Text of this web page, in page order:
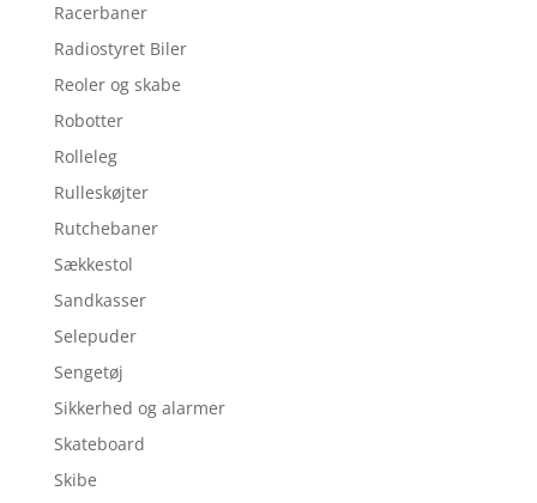
Racerbaner
Radiostyret Biler
Reoler og skabe
Robotter
Rolleleg
Rulleskøjter
Rutchebaner
Sækkestol
Sandkasser
Selepuder
Sengetøj
Sikkerhed og alarmer
Skateboard
Skibe